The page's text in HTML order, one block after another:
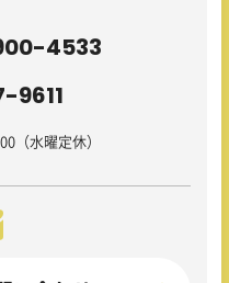
4533
9611
（水曜定休）